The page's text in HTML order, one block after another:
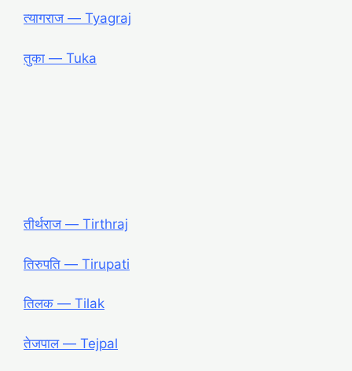
त्यागराज ― Tyagraj
तुका ― Tuka
तीर्थराज ― Tirthraj
तिरुपति ― Tirupati
तिलक ― Tilak
तेजपाल ― Tejpal